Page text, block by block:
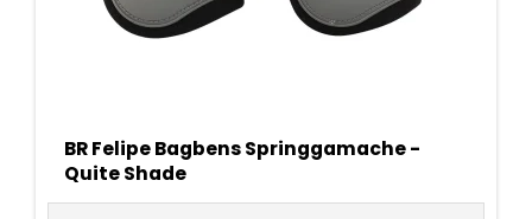
BR Felipe Bagbens Springgamache -
Quite Shade